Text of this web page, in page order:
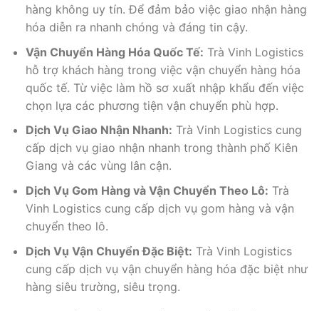
hàng không uy tín. Để đảm bảo việc giao nhận hàng
hóa diễn ra nhanh chóng và đáng tin cậy.
Vận Chuyển Hàng Hóa Quốc Tế: Trà Vinh Logistics
hỗ trợ khách hàng trong việc vận chuyển hàng hóa
quốc tế. Từ việc làm hồ sơ xuất nhập khẩu đến việc
chọn lựa các phương tiện vận chuyển phù hợp.
Dịch Vụ Giao Nhận Nhanh: Trà Vinh Logistics cung
cấp dịch vụ giao nhận nhanh trong thành phố Kiên
Giang và các vùng lân cận.
Dịch Vụ Gom Hàng và Vận Chuyển Theo Lô: Trà
Vinh Logistics cung cấp dịch vụ gom hàng và vận
chuyển theo lô.
Dịch Vụ Vận Chuyển Đặc Biệt: Trà Vinh Logistics
cung cấp dịch vụ vận chuyển hàng hóa đặc biệt như
hàng siêu trường, siêu trọng.